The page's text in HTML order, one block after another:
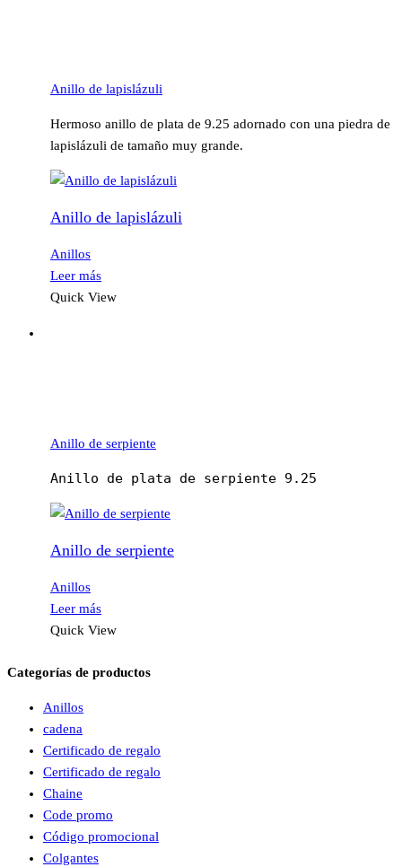
Anillo de lapislázuli
Hermoso anillo de plata de 9.25 adornado con una piedra de
lapislázuli de tamaño muy grande.
Anillo de lapislázuli
Anillos
Leer más
Quick View
Anillo de serpiente
Anillo de plata de serpiente 9.25
Anillo de serpiente
Anillos
Leer más
Quick View
Categorías de productos
Anillos
cadena
Certificado de regalo
Certificado de regalo
Chaine
Code promo
Código promocional
Colgantes